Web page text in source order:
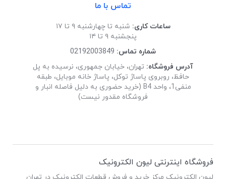
تماس با ما
ساعات کاری: شنبه تا چهارشنبه ۹ تا ۱۷
پنجشنبه ۹ تا ۱۴
شماره تماس: 02192003849
آدرس فروشگاه: تهران، خیابان جمهوری، نرسیده به پل
حافظ، روبروی پاساژ توکل، پاساژ خانه موبایل، طبقه
منفی1، واحد B4 (خرید حضوری به دلیل فاصله انبار و
فروشگاه مقدور نیست)
فروشگاه اینترنتی لیون الکترونیک